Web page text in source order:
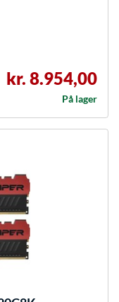
kr. 8.954,00
På lager